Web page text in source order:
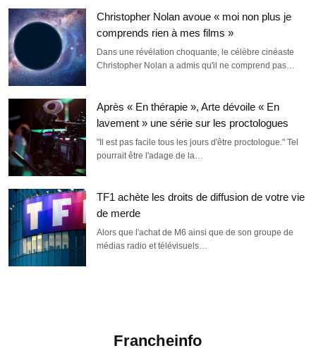
Christopher Nolan avoue « moi non plus je
comprends rien à mes films »
Dans une révélation choquante, le célèbre cinéaste
Christopher Nolan a admis qu'il ne comprend pas…
Après « En thérapie », Arte dévoile « En
lavement » une série sur les proctologues
"Il est pas facile tous les jours d'être proctologue." Tel
pourrait être l'adage de la…
TF1 achète les droits de diffusion de votre vie
de merde
Alors que l'achat de M6 ainsi que de son groupe de
médias radio et télévisuels…
Francheinfo